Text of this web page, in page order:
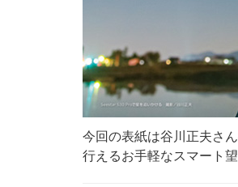
今回の表紙は谷川正夫さ
行えるお手軽なスマート